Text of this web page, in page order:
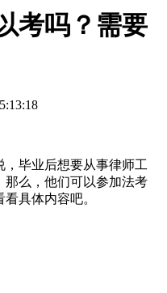
考吗？需要
，毕业后想要从事律师工
那么，他们可以参加法考
具体内容吧。